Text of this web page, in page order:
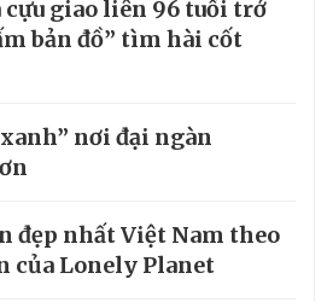
cựu giao liên 96 tuổi trở
bản đồ” tìm hài cốt
xanh” nơi đại ngàn
đẹp nhất Việt Nam theo
của Lonely Planet